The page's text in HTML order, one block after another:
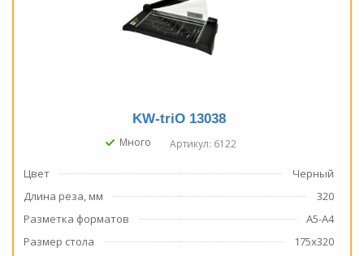
KW-triO 13038
Много Артикул: 6122
Цвет
Черный
Длина реза, мм
320
Разметка форматов
А5-А4
Размер стола
175х320